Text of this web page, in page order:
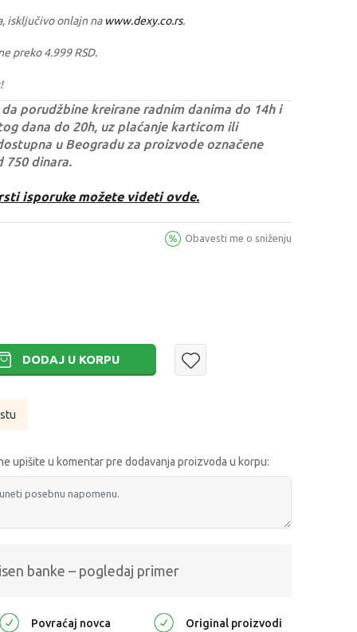
isključivo onlajn na www.dexy.co.rs.
preko 4.999 RSD.
porudžbine kreirane radnim danima do 14h i
dana do 20h, uz plaćanje karticom ili
u Beogradu za proizvode označene
750 dinara.
isporuke možete videti ovde.
Obavesti me o sniženju
DODAJ U KORPU
upišite u komentar pre dodavanja proizvoda u korpu:
banke – pogledaj primer
Povraćaj novca Original proizvodi